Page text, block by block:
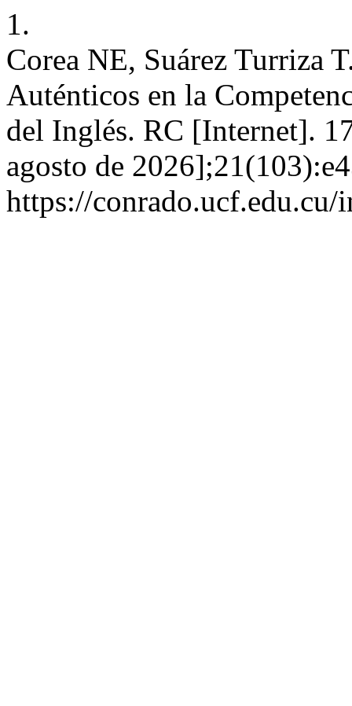
1.
Corea NE, Suárez Turriza
Auténticos en la
del Inglés. RC [Internet].
agosto de
https://